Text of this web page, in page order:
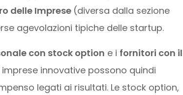
delle Imprese (diversa dalla sezione
agevolazioni tipiche delle startup.
con stock option e i fornitori con il
imprese innovative possono quindi
legati ai risultati. Le stock option,